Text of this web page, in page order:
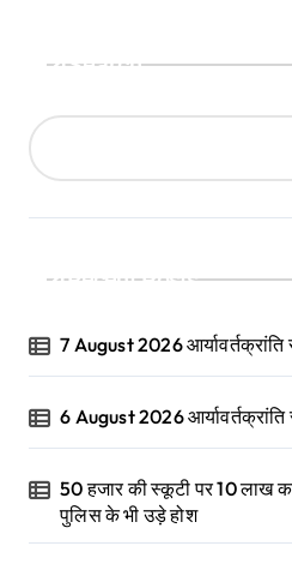
Search
Recent Posts
7 August 2026 आर्यावर्तक्रांति
6 August 2026 आर्यावर्तक्रांति
50 हजार की स्कूटी पर 10 लाख
पुलिस के भी उड़े होश